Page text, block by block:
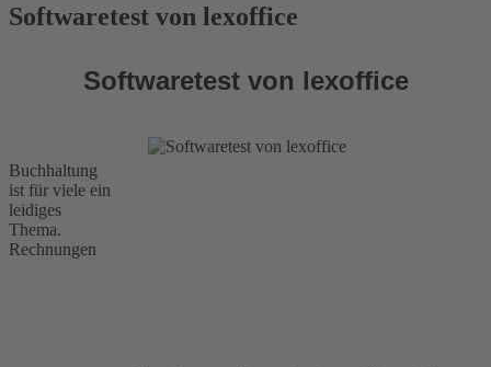
Softwaretest von lexoffice
Softwaretest von lexoffice
Buchhaltung
ist für viele ein
leidiges
Thema.
Rechnungen